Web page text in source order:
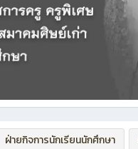
ฝ่ายกิจการนักเรียนนักศึกษา